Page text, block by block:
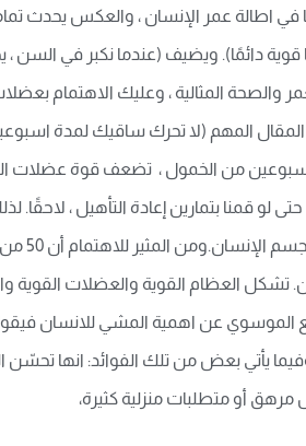
اطالة عمر الإنسان ، والعكس يحدث
دائمًا). ويضيف (عندما نكبر في السن ،
والصحة المثالية ، وعليك الاهتمام
المقال المهم (لا تحرك ساقيك لمدة
، خلال أسبوعين من الخمول ، تضعف قوة عضلات
، حتى لو قمنا بتمارين إعادة التأهيل ، لاحقًا.
التمارين المنتظمة مثل المشي مهمة جداً.وان وزن
تشكل العظام القوية والعضلات القوية
في حياة الإنسان ) ويتابع الموسوي عن اهمية المشي للانسان
يأتي بعض من تلك الفوائد: انها تحسّن
أو متطلبات منزلية كثيرة،